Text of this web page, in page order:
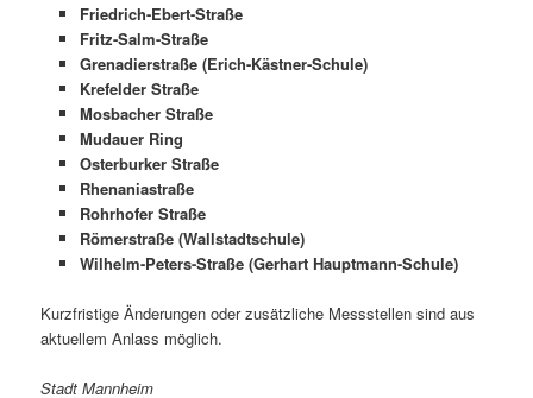
Friedrich-Ebert-Straße
Fritz-Salm-Straße
Grenadierstraße (Erich-Kästner-Schule)
Krefelder Straße
Mosbacher Straße
Mudauer Ring
Osterburker Straße
Rhenaniastraße
Rohrhofer Straße
Römerstraße (Wallstadtschule)
Wilhelm-Peters-Straße (Gerhart Hauptmann-Schule)
Kurzfristige Änderungen oder zusätzliche Messstellen sind aus
aktuellem Anlass möglich.
Stadt Mannheim